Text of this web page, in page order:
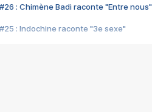
#26 : Chimène Badi raconte "Entre nous"
#25 : Indochine raconte "3e sexe"